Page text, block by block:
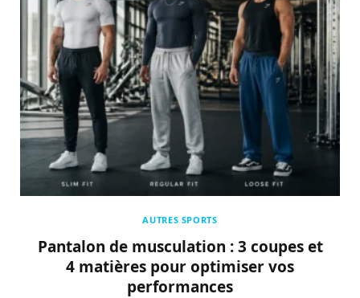
AUTRES SPORTS
Pantalon de musculation : 3 coupes et
4 matières pour optimiser vos
performances